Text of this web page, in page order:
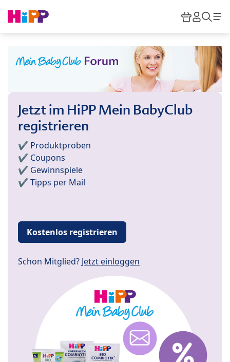
HiPP
Jetzt im HiPP Mein BabyClub
registrieren
✔️ Produktproben
✔️ Coupons
✔️ Gewinnspiele
✔️ Tipps per Mail
Kostenlos registrieren
Schon Mitglied? Jetzt einloggen